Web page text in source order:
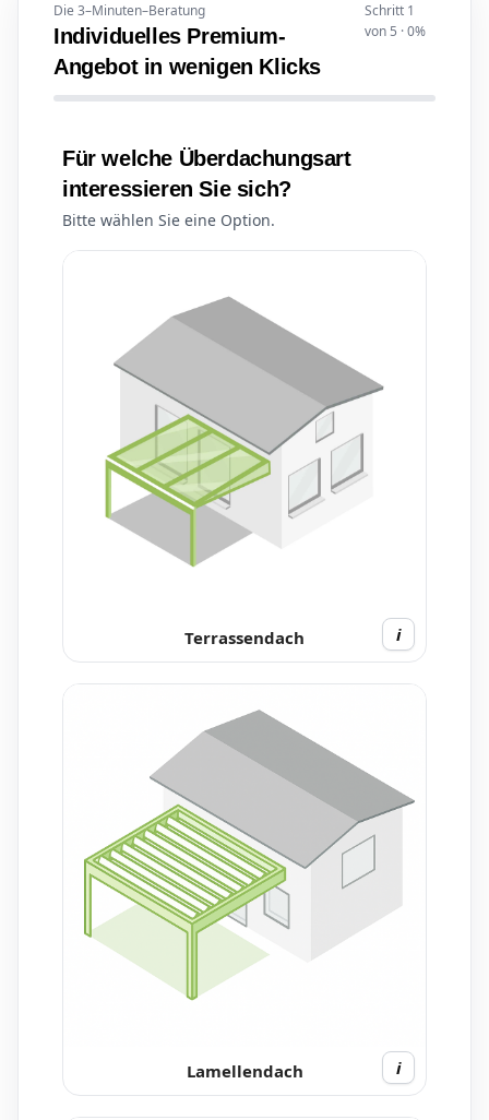
Die 3–Minuten–Beratung
Individuelles Premium-
Angebot in wenigen Klicks
Schritt 1
von 5 ·0%
Für welche Überdachungsart
interessieren Sie sich?
Bitte wählen Sie eine Option.
Terrassendach i
Lamellendach i